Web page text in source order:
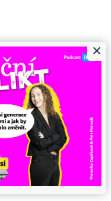
Markem Bárdym,
×